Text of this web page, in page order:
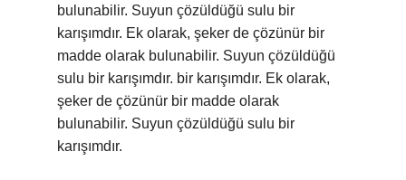
bulunabilir. Suyun çözüldüğü sulu bir
karışımdır. Ek olarak, şeker de çözünür bir
madde olarak bulunabilir. Suyun çözüldüğü
sulu bir karışımdır. bir karışımdır. Ek olarak,
şeker de çözünür bir madde olarak
bulunabilir. Suyun çözüldüğü sulu bir
karışımdır.